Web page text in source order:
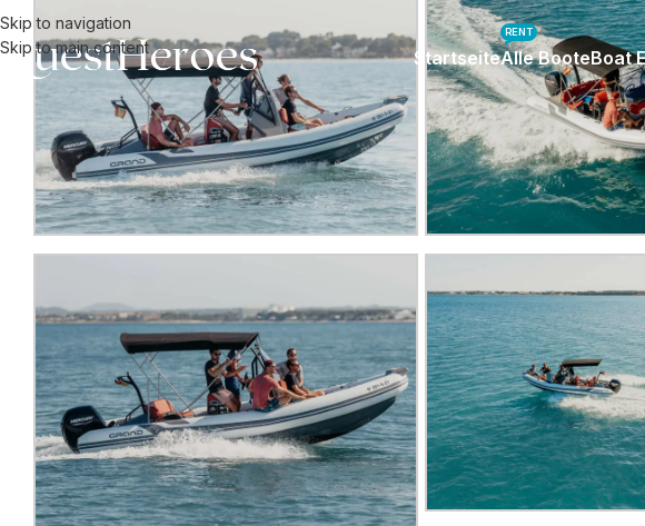
Skip to navigation
Skip to main content
StartseiteAlle Boote
RENT
Boat